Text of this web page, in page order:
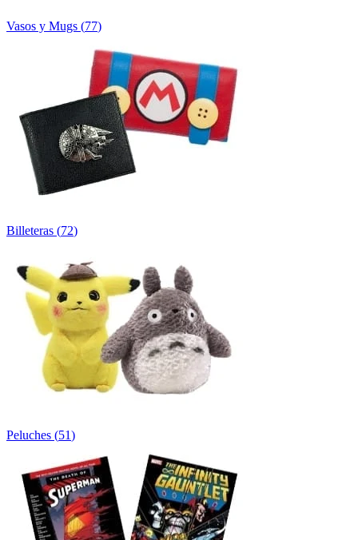
Vasos y Mugs (77)
Billeteras (72)
Peluches (51)